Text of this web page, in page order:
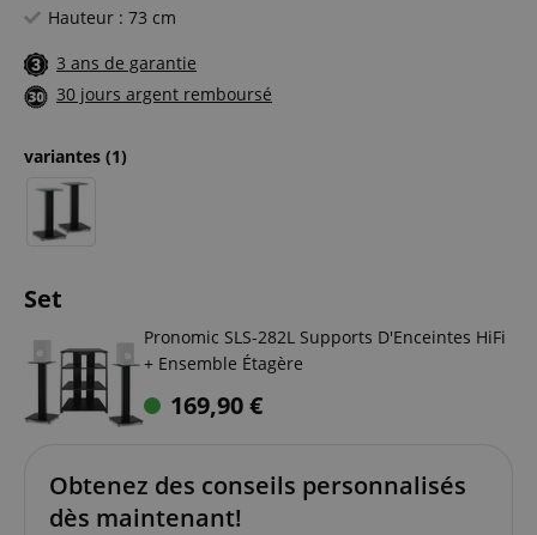
Hauteur : 73 cm
3 ans de garantie
30 jours argent remboursé
variantes (1)
Set
Pronomic SLS-282L Supports D'Enceintes HiFi
+ Ensemble Étagère
169,90€
Obtenez des conseils personnalisés
dès maintenant!